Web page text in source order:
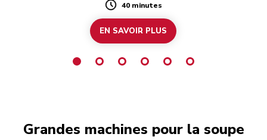
Duration
40 minutes
EN SAVOIR PLUS
Grandes machines pour la soupe